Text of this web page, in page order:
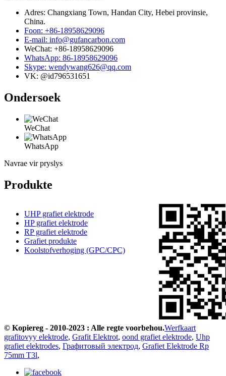
Adres: Changxiang Town, Handan City, Hebei provinsie,
China.
Foon: +86-18958629096
E-mail: info@gufancarbon.com
WeChat: +86-18958629096
WhatsApp: 86-18958629096
Skype: wendywang626@qq.com
VK: @id796531651
Ondersoek
WeChat
WhatsApp
Navrae vir pryslys
Produkte
UHP grafiet elektrode
HP grafiet elektrode
RP grafiet elektrode
Grafiet produkte
Koolstofverhoging (GPC/CPC)
© Kopiereg - 2010-2023 : Alle regte voorbehou.Werfkaart
grafitovyy elektrode, Grafit Elektrot, oond grafiet elektrode, Uhp
grafiet elektrodes, Графитовый электрод, Grafiet Elektrode Rp
75mm T3l,